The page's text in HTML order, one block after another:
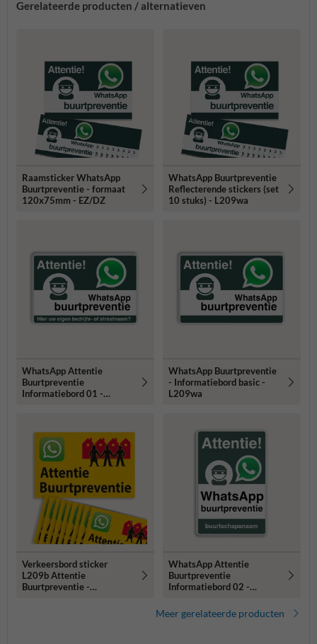
Gerelateerde producten / alternatieven
Raamsticker WhatsApp
Buurtpreventie - formaat
120x75mm - EZ/DZ
WhatsApp Buurtpreventie
Reflecterende stickers (set
10 stuks) - L209wa
WhatsApp Attentie
Buurtpreventie
Informatiebord 01 -
WhatsApp Buurtpreventie
- Informatiebord basic -
L209wa
Verkeersbord sticker
L209b Attentie
Buurtpreventie -
WhatsApp Attentie
Buurtpreventie
Informatiebord 02 -
Meer gerelateerde producten